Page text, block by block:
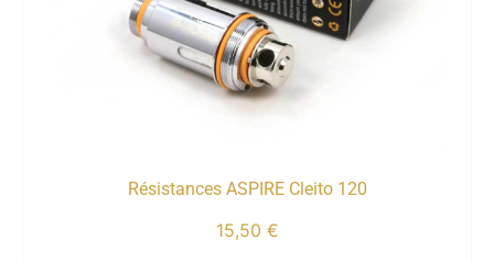
Résistances ASPIRE Cleito 120
15,50 €